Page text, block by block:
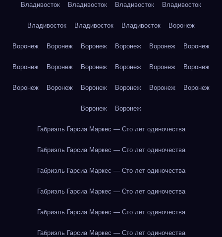
Владивосток Владивосток Владивосток Владивосток
Владивосток Владивосток Владивосток Воронеж
Воронеж Воронеж Воронеж Воронеж Воронеж Воронеж
Воронеж Воронеж Воронеж Воронеж Воронеж Воронеж
Воронеж Воронеж Воронеж Воронеж Воронеж Воронеж
Воронеж Воронеж
Габриэль Гарсиа Маркес — Сто лет одиночества
Габриэль Гарсиа Маркес — Сто лет одиночества
Габриэль Гарсиа Маркес — Сто лет одиночества
Габриэль Гарсиа Маркес — Сто лет одиночества
Габриэль Гарсиа Маркес — Сто лет одиночества
Габриэль Гарсиа Маркес — Сто лет одиночества